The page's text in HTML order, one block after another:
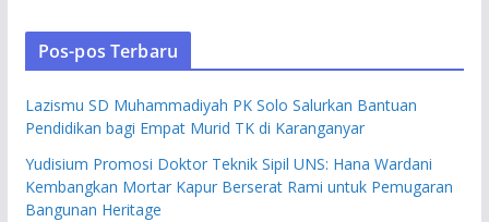
Pos-pos Terbaru
Lazismu SD Muhammadiyah PK Solo Salurkan Bantuan
Pendidikan bagi Empat Murid TK di Karanganyar
Yudisium Promosi Doktor Teknik Sipil UNS: Hana Wardani
Kembangkan Mortar Kapur Berserat Rami untuk Pemugaran
Bangunan Heritage